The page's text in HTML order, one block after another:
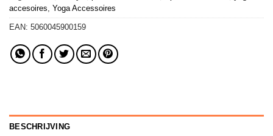
accesoires Yoga Accessoires
EAN: 5060045900159
BESCHRIJVING